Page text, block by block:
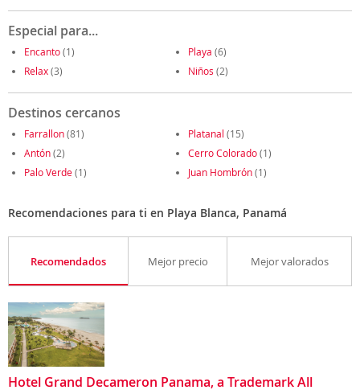
Especial para...
Encanto(1) Playa (6)
Relax(3) Niños (2)
Destinos cercanos
Farrallon(81) Platanal (15)
Antón(2) Cerro Colorado(1)
Palo Verde(1) Juan Hombrón(1)
Recomendaciones para ti en Playa Blanca, Panamá
Recomendados Mejor precio Mejor valorados
Hotel Grand Decameron Panama, a Trademark All